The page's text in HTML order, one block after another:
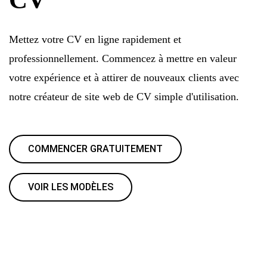
Mettez votre CV en ligne rapidement et
professionnellement. Commencez à mettre en valeur
votre expérience et à attirer de nouveaux clients avec
notre créateur de site web de CV simple d'utilisation.
COMMENCER GRATUITEMENT
VOIR LES MODÈLES